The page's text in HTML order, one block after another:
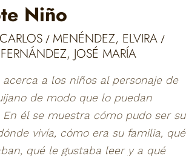
Niño
/ MENÉNDEZ, ELVIRA /
JOSÉ MARÍA
acerca a los niños al personaje de
de modo que lo puedan
En él se muestra cómo pudo ser su
vivía, cómo era su familia, qué
qué le gustaba leer y a qué